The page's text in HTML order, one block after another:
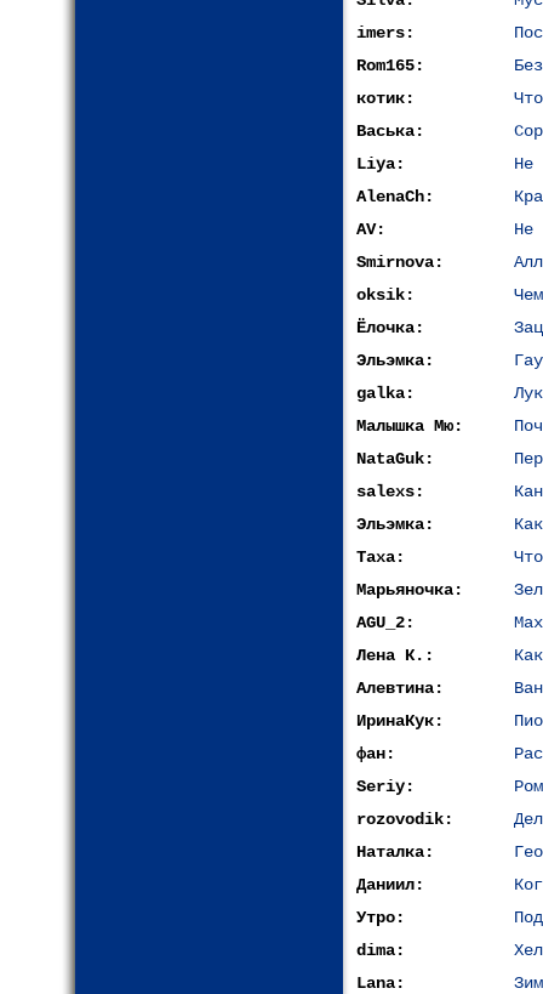
imers:
Rom165:
котик:
Васька:
Liya:
Не
AlenaCh:
AV:
Не
Smirnova:
oksik:
Ёлочка:
Эльэмка:
galka:
Малышка Мю:
NataGuk:
salexs:
Эльэмка:
Таха:
Марьяночка:
AGU_2:
Лена К.:
Алевтина:
ИринаКук:
фан:
Seriy:
rozovodik:
Наталка:
Даниил:
Утро:
dima:
Lana: